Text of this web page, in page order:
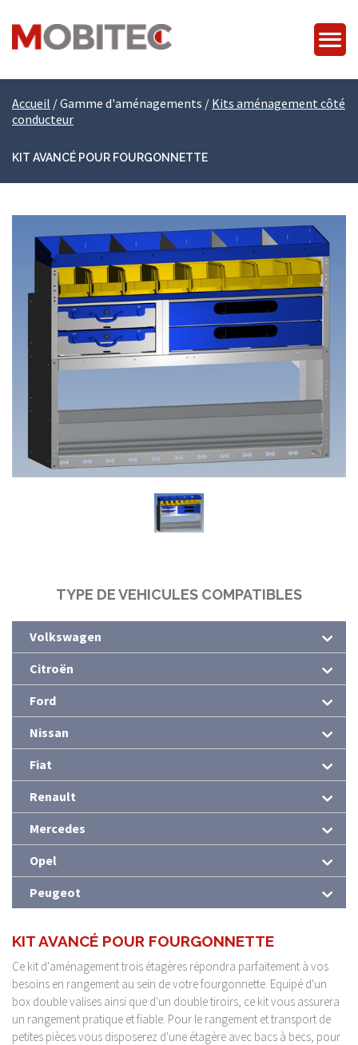
Accueil /Gamme d'aménagements / Kits aménagement côté
conducteur
KIT AVANCÉ POUR FOURGONNETTE
TYPE DE VEHICULES COMPATIBLES
Volkswagen
Citroën
Ford
Nissan
Fiat
Renault
Mercedes
Opel
Peugeot
KIT AVANCÉ POUR FOURGONNETTE
Ce kit d'aménagement trois étagères répondra parfaitement à vos
besoins en rangement au sein de votre fourgonnette. Equipé d'un
box double valises ainsi que d'un double tiroirs, ce kit vous assurera
un rangement pratique et fiable. Pour le rangement et transport de
petites pièces vous disposerez d'une étagère avec bacs à becs, pour